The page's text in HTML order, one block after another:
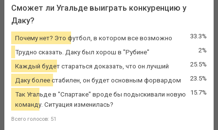
Сможет ли Угальде выиграть конкуренцию у
Даку?
Почему нет? Это футбол, в котором все возможно 33.3%
Трудно сказать. Даку был хорош в "Рубине" 2%
Каждый будет стараться доказать, что он лучший 25.5%
Даку более стабилен, он будет основным форвардом 23.5%
Так Угальде в "Спартаке" вроде бы подыскивали новую
команду. Ситуация изменилась?
15.7%
Всего голосов: 51